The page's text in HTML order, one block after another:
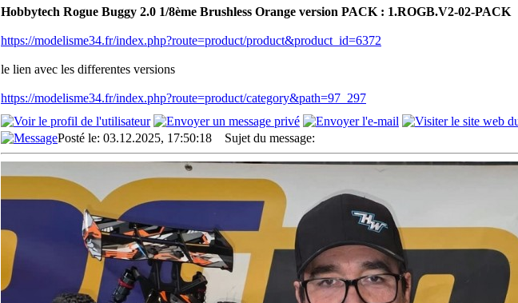
Hobbytech Rogue Buggy 2.0 1/8ème Brushless Orange version PACK : 1.ROGB.V2-02-PACK
https://modelisme34.fr/index.php?route=product/product&product_id=6372
le lien avec les differentes versions
https://modelisme34.fr/index.php?route=product/category&path=97_297
Posté le: 03.12.2025, 17:50:18 Sujet du message: